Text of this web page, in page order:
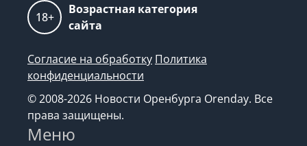
18+
Возрастная категория
сайта
Согласие на обработку Политика
конфиденциальности
© 2008-2026 Новости Оренбурга Orenday. Все
права защищены.
Меню